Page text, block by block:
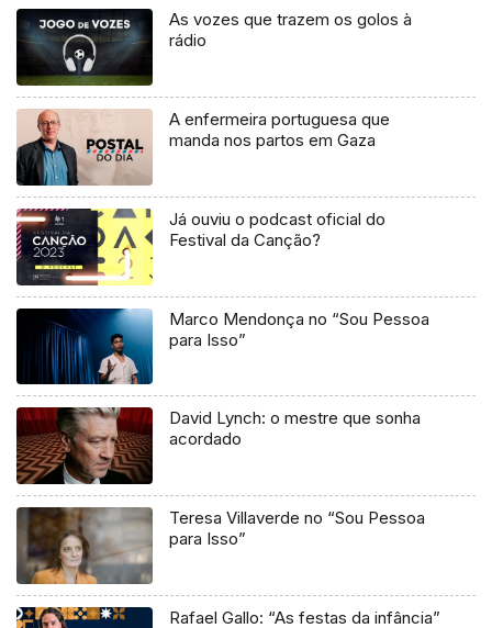
As vozes que trazem os golos à
rádio
A enfermeira portuguesa que
manda nos partos em Gaza
Já ouviu o podcast oficial do
Festival da Canção?
Marco Mendonça no “Sou Pessoa
para Isso”
David Lynch: o mestre que sonha
acordado
Teresa Villaverde no “Sou Pessoa
para Isso”
Rafael Gallo: “As festas da infância”